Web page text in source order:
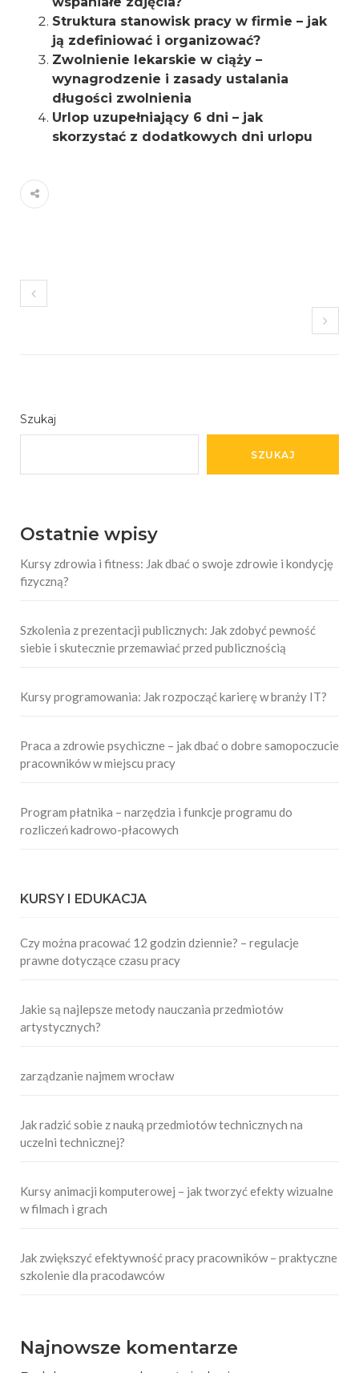
Struktura stanowisk pracy w firmie – jak
ją zdefiniować i organizować?
Zwolnienie lekarskie w ciąży –
wynagrodzenie i zasady ustalania
długości zwolnienia
Urlop uzupełniający 6 dni – jak
skorzystać z dodatkowych dni urlopu
Szukaj
SZUKAJ
Ostatnie wpisy
Kursy zdrowia i fitness: Jak dbać o swoje zdrowie i kondycję
fizyczną?
Szkolenia z prezentacji publicznych: Jak zdobyć pewność
siebie i skutecznie przemawiać przed publicznością
Kursy programowania: Jak rozpocząć karierę w branży IT?
Praca a zdrowie psychiczne – jak dbać o dobre samopoczucie
pracowników w miejscu pracy
Program płatnika – narzędzia i funkcje programu do
rozliczeń kadrowo-płacowych
KURSY I EDUKACJA
Czy można pracować 12 godzin dziennie? – regulacje
prawne dotyczące czasu pracy
Jakie są najlepsze metody nauczania przedmiotów
artystycznych?
zarządzanie najmem wrocław
Jak radzić sobie z nauką przedmiotów technicznych na
uczelni technicznej?
Kursy animacji komputerowej – jak tworzyć efekty wizualne
w filmach i grach
Jak zwiększyć efektywność pracy pracowników – praktyczne
szkolenie dla pracodawców
Najnowsze komentarze